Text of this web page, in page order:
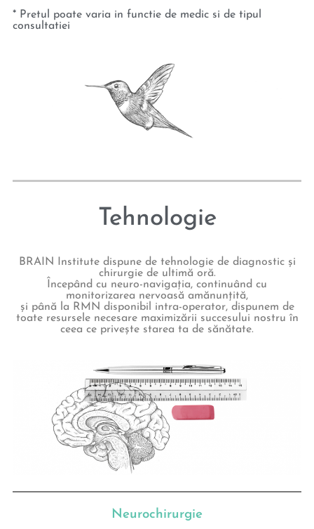
Tehnologie
BRAIN Institute dispune de tehnologie de diagnostic și
chirurgie de ultimă oră.
Începând cu neuro-navigația, continuând cu
monitorizarea nervoasă amănunțită,
și până la RMN disponibil intra-operator, dispunem de
toate resursele necesare maximizării succesului nostru în
ceea ce privește starea ta de sănătate.
Neurochirurgie